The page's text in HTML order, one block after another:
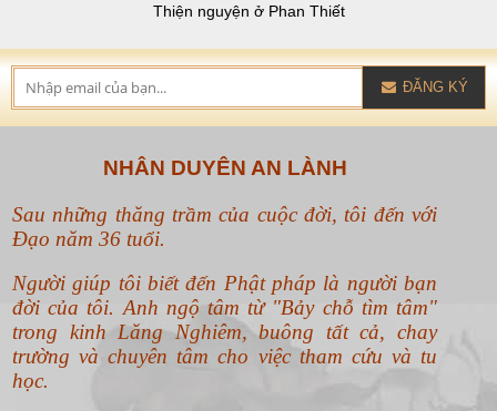
Thiện nguyện ở Phan Thiết
ĐĂNG KÝ
NHÂN DUYÊN AN LÀNH
Sau những thăng trầm của cuộc đời, tôi đến với
Đạo năm 36 tuổi.
Người giúp tôi biết đến Phật pháp là người bạn
đời của tôi. Anh ngộ tâm từ "Bảy chỗ tìm tâm"
trong kinh Lăng Nghiêm, buông tất cả, chay
trường và chuyên tâm cho việc tham cứu và tu
học.